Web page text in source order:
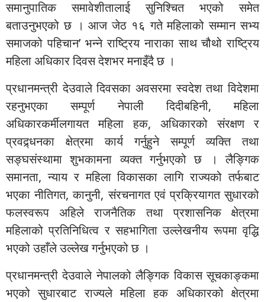
समानुपातिक समावेशीतालाई सुनिश्चित भएको समेत
बताउनुभएको छ । आज जेठ १६ गते महिलाको सम्मान सभ्य
समाजको पहिचान’ भन्ने राष्ट्रिय नाराका साथ चौथो राष्ट्रिय
महिला अधिकार दिवस देशभर मनाइँदै छ ।
प्रधानमन्त्री देउवाले दिवसका अवसरमा स्वदेश तथा विदेशमा
रहनुभएका सम्पूर्ण नेपाली दिदीबहिनी, महिला
अधिकारकर्मीलगायत महिला हक, अधिकारको संरक्षण र
प्रवद्र्धनका क्षेत्रमा कार्य गर्नुहुने सम्पूर्ण व्यक्ति तथा
सङ्घसंस्थामा शुभकामना व्यक्त गर्नुभएको छ । लैङ्गिक
समानता, न्याय र महिला विकासका लागि राज्यको तर्फबाट
भएका नीतिगत, कानुनी, संरचनागत एवं प्रक्रियागत सुधारको
फलस्वरूप अहिले राजनैतिक तथा प्रशासनिक क्षेत्रमा
महिलाको प्रतिनिधित्व र सहभागिता उल्लेखनीय रूपमा वृद्धि
भएको उहाँले उल्लेख गर्नुभएको छ ।
प्रधानमन्त्री देउवाले नेपालको लैङ्गिक विकास सूचकाङ्कमा
भएको सुधारबाट राज्यले महिला हक अधिकारको क्षेत्रमा